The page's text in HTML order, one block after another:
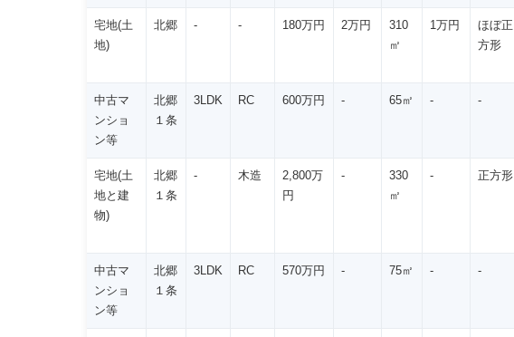
宅地(土
地)
北郷 - - 180万円 2万円
310
㎡
1万円
ほぼ正
方形
中古マ
ンショ
ン等
北郷
１条
3LDK RC 600万円 - 65㎡ - -
宅地(土
地と建
物)
北郷
１条
- 木造
2,800万
円
-
330
㎡
- 正方形
中古マ
ンショ
ン等
北郷
１条
3LDK RC 570万円 - 75㎡ - -